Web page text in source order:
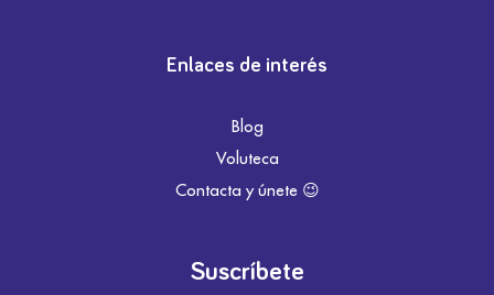
Enlaces de interés
Blog
Voluteca
Contacta y únete 😉
Suscríbete